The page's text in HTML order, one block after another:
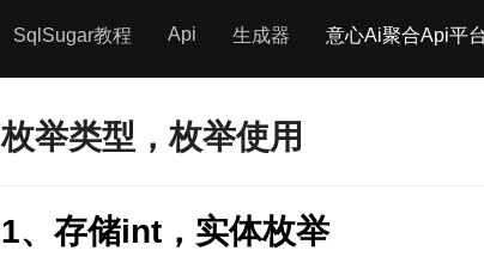
SqlSugar教程 Api 生成器 意心Ai聚合Api平台
枚举类型，枚举使用
1、存储int，实体枚举